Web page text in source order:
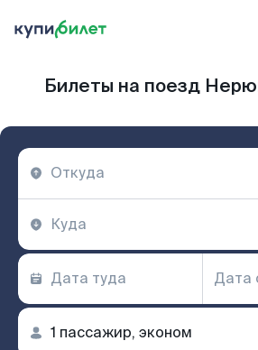
Билеты на поезд